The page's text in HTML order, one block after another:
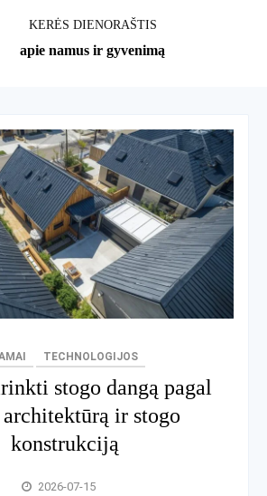
KERĖS DIENORAŠTIS
apie namus ir gyvenimą
TECHNOLOGIJOS
stogo dangą pagal
ir stogo
konstrukciją
2026-07-15